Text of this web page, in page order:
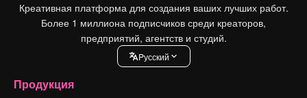
Креативная платформа для создания ваших лучших работ.
Более 1 миллиона подписчиков среди креаторов,
предприятий, агентств и студий.
Pусский
Продукция